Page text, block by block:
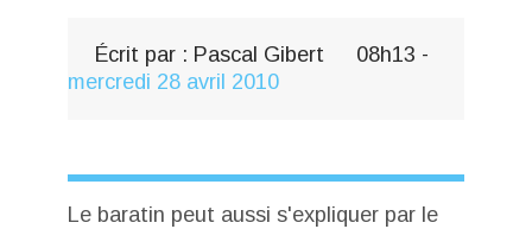
Écrit par : Pascal Gibert 08h13 -
mercredi 28 avril 2010
Le baratin peut aussi s'expliquer par le